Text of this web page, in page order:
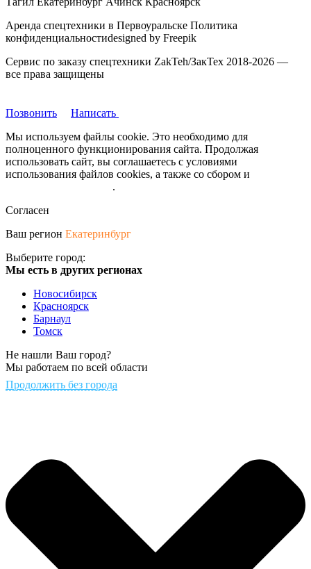
Аренда спецтехники в Первоуральске Политика
конфиденциальностиdesigned by Freepik
Сервис по заказу спецтехники ZakTeh/ЗакТех 2018-2026 —
все права защищены
Позвонить
Написать
Мы используем файлы cookie. Это необходимо для
полноценного функционирования сайта. Продолжая
использовать сайт, вы соглашаетесь с условиями
использования файлов cookies, а также со сбором и
.
Согласен
Ваш регион Екатеринбург
Выберите город:
Мы есть в других регионах
Новосибирск
Красноярск
Барнаул
Томск
Не нашли Ваш город?
Мы работаем по всей области
Продолжить без города